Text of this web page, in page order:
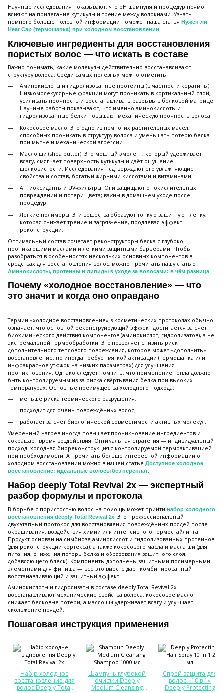
Научные исследования показывают, что pH шампуня и процедур прямо
влияют на прилегание кутикулы и трение между волокнами. Узнать
немного больше полезной информации поможет наша статья Нужен ли
Heat Cap (термошапка) при холодном восстановлении
Ключевые ингредиенты для восстановления
пористых волос — что искать в составе
Важно понимать, какие молекулы действительно восстанавливают
структуру волоса. Среди самых полезных можно отметить:
Аминокислоты и гидролизованные протеины (в частности кератины).
Низкомолекулярные фракции могут проникать в кортикальный слой,
усиливать прочность и восстанавливать разрывы в белковой матрице.
Научные работы показывают, что именно аминокислоты и
гидролизованные белки повышают механическую прочность волоса.
Кокосовое масло. Это одно из немногих растительных масел,
способных проникать в структуру волоса и уменьшать потерю белка
при мытье и механической агрессии.
Масло ши (shea butter). Это мощный эмолент, который удерживает
влагу, смягчает поверхность кутикулы и даёт ощущение
шелковистости. Исследования подтверждают его увлажняющие
свойства и состав, богатый жирными кислотами и витаминами.
Антиоксиданты и UV-фильтры. Они защищают от окислительных
повреждений и потери цвета; важны в домашнем уходе после
процедур.
Лёгкие полимеры. Эти вещества образуют тонкую защитную плёнку,
которая снижает трение и загрязнение, продлевая эффект
реконструкции.
Оптимальный состав сочетает реконструкторы белка с глубоко
проникающими маслами и лёгкими защитными барьерами. Чтобы
разобраться в особенностях нескольких основных компонентов в
средствах для восстановления волос, можно прочитать нашу статью
Аминокислоты, протеины и липиды в уходе за волосами: в чём разница.
Почему «холодное восстановление» — что
это значит и когда оно оправдано
Термин «холодное восстановление» в косметических протоколах обычно
означает, что основной реконструирующий эффект достигается за счёт
биохимического действия компонентов (аминокислот, гидролизатов), а не
экстремальной термообработки. Это позволяет снизить риск
дополнительного теплового повреждения, которое может «дополнить»
восстановление, но иногда требует мягкой активации (термошапка или
инфракрасное утюжок на низких параметрах) для улучшения
проникновения. Однако следует помнить, что применение тепла должно
быть контролируемым из-за риска свёртывания белка при высоких
температурах. Основные преимущества холодного подхода:
меньше риска термического разрушения;
подходит для очень повреждённых волос;
работает за счёт биологической совместимости активных молекул.
Умеренный нагрев иногда повышает проникновение ингредиентов и
сокращает время воздействия. Оптимальная стратегия — индивидуальный
подход: холодная биореконструкция с контролируемой термоактивацией
при необходимости. А прочитать больше интересной информации о
холодном восстановлении можно в нашей статье Доступное холодное
восстановление: идеальные волосы без переплат.
Набор deeply Total Revival 2x — экспертный
разбор формулы и протокола
В борьбе с пористостью волос на помощь может прийти набор холодного
восстановления deeply Total Revival 2x . Это профессиональный
двухэтапный протокол для восстановления повреждённых прядей после
окрашивания, воздействия химии или интенсивного термостайлинга.
Продукт основан на симбиозе аминокислот и гидролизованных протеинов
(для реконструкции кортекса), а также кокосового масла и масла ши (для
питания, снижения потерь белка и образования защитного слоя,
добавляющего блеск). Компоненты дополнены защитными полимерными
элементами для финиша — всё это вместе даёт комбинированный
восстанавливающий и защитный эффект.
Аминокислоты и гидролизаты в составе deeply Total Revival 2x
восстанавливают механические свойства волоса, кокосовое масло
снижает белковые потери, а масло ши удерживает влагу и улучшает
скольжение прядей.
Пошаговая инструкция применения
Набір холодное
восстановление для
волос Deeply Total
Шампунь глубокой
очистки Deeply
Medium Cleansing
Спрей защита для
волос «10 в 1»
Deeply Protecting